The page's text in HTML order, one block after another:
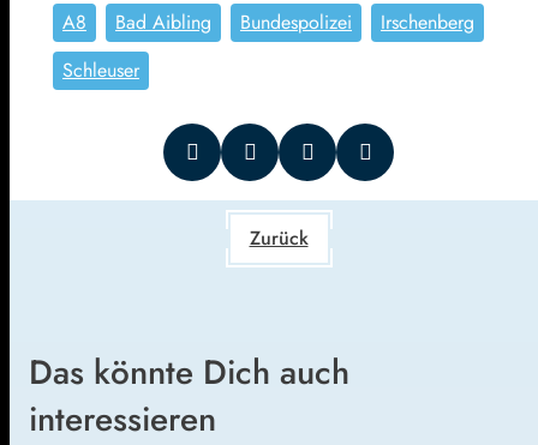
A8 Bad Aibling Bundespolizei
Irschenberg
Schleuser
Zurück
Das könnte Dich auch
interessieren